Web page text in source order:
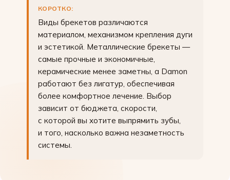
КОРОТКО:
Виды брекетов различаются
материалом, механизмом крепления дуги
и эстетикой. Металлические брекеты —
самые прочные и экономичные,
керамические менее заметны, а Damon
работают без лигатур, обеспечивая
более комфортное лечение. Выбор
зависит от бюджета, скорости,
с которой вы хотите выпрямить зубы,
и того, насколько важна незаметность
системы.